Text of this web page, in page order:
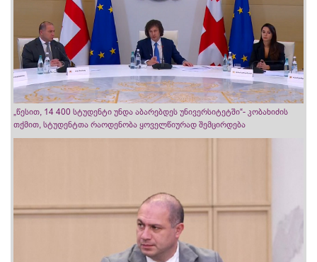
„წესით, 14 400 სტუდენტი უნდა აბარებდეს უნივერსიტეტში“- კობახიძის
თქმით, სტუდენტთა რაოდენობა ყოველწიურად შემცირდება